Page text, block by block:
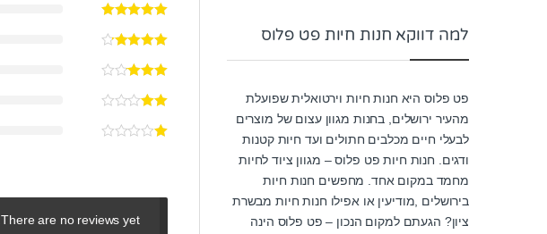
There are no reviews yet.
למה דווקא חנות חיות פט פלוס
פט פלוס היא חנות חיות וירטואלית שפועלת
מהעיר ירושלים, בחנות מגוון עצום של מוצרים
לבעלי חיים מכלבים חתולים ועד חיות קטנות
ודגים. חנות חיות פט פלוס – מגוון ציוד לחיות
מחמד במקום אחד. מחפשים חנות חיות
בירושלים ,מודיעין או אפילו חנות חיות מבשרת
ציון? הגעתם למקום הנכון – פט פלוס הינה